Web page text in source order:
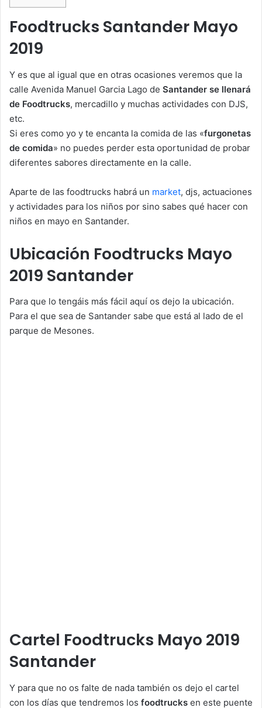
Foodtrucks Santander Mayo
2019
Y es que al igual que en otras ocasiones veremos que la
calle Avenida Manuel Garcia Lago de Santander se llenará
de Foodtrucks, mercadillo y muchas actividades con DJS,
etc.
Si eres como yo y te encanta la comida de las «furgonetas
de comida» no puedes perder esta oportunidad de probar
diferentes sabores directamente en la calle.
Aparte de las foodtrucks habrá un market, djs, actuaciones
y actividades para los niños por sino sabes qué hacer con
niños en mayo en Santander.
Ubicación Foodtrucks Mayo
2019 Santander
Para que lo tengáis más fácil aquí os dejo la ubicación.
Para el que sea de Santander sabe que está al lado de el
parque de Mesones.
Cartel Foodtrucks Mayo 2019
Santander
Y para que no os falte de nada también os dejo el cartel
con los días que tendremos los foodtrucks en este puente